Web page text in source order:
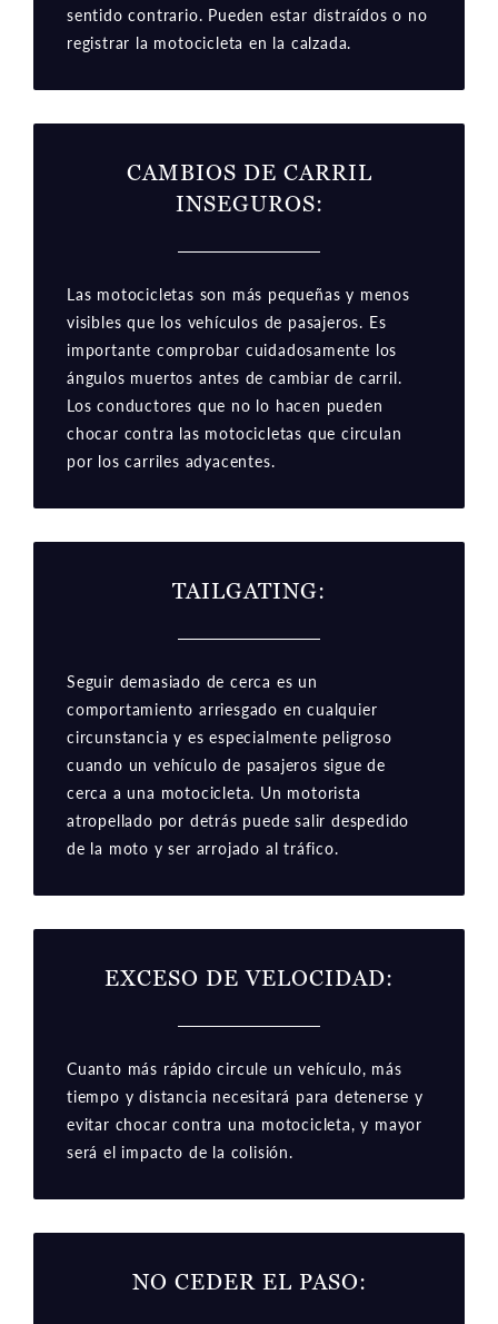
sentido contrario. Pueden estar distraídos o no
registrar la motocicleta en la calzada.
CAMBIOS DE CARRIL
INSEGUROS:
Las motocicletas son más pequeñas y menos
visibles que los vehículos de pasajeros. Es
importante comprobar cuidadosamente los
ángulos muertos antes de cambiar de carril.
Los conductores que no lo hacen pueden
chocar contra las motocicletas que circulan
por los carriles adyacentes.
TAILGATING:
Seguir demasiado de cerca es un
comportamiento arriesgado en cualquier
circunstancia y es especialmente peligroso
cuando un vehículo de pasajeros sigue de
cerca a una motocicleta. Un motorista
atropellado por detrás puede salir despedido
de la moto y ser arrojado al tráfico.
EXCESO DE VELOCIDAD:
Cuanto más rápido circule un vehículo, más
tiempo y distancia necesitará para detenerse y
evitar chocar contra una motocicleta, y mayor
será el impacto de la colisión.
NO CEDER EL PASO: